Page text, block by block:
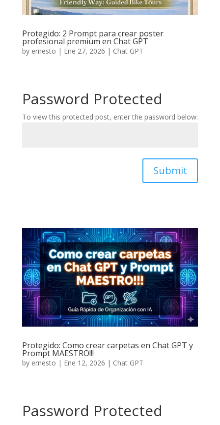
Protegido: 2 Prompt para crear poster
profesional premium en Chat GPT
by ernesto | Ene 27, 2026 | Chat GPT
Password Protected
To view this protected post, enter the password below:
Submit
Protegido: Como crear carpetas en Chat GPT y
Prompt MAESTRO!!!
by ernesto | Ene 12, 2026 | Chat GPT
Password Protected